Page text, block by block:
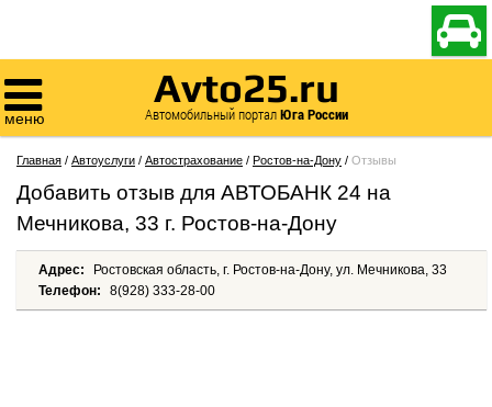


меню
Avto25.ru
Автомобильный порталЮга России
Главная / Автоуслуги / Автострахование / Ростов-на-Дону / Отзывы
Добавить отзыв для AВТОБАНК 24 на
Мечникова, 33 г. Ростов-на-Дону
Адрес:
Ростовская область, г. Ростов-на-Дону, ул. Мечникова, 33
Телефон:
8(928) 333-28-00